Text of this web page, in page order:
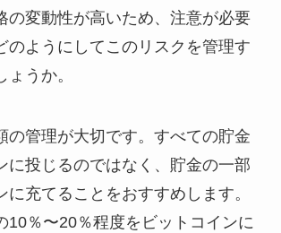
の変動性が高いため、注意が必要
のようにしてこのリスクを管理す
うか。
の管理が大切です。すべての貯金
に投じるのではなく、貯金の一部
に充てることをおすすめします。
10％〜20％程度をビットコインに